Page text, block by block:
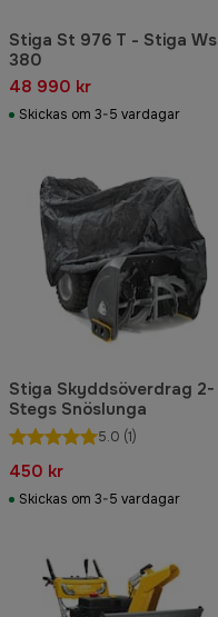
Stiga St 976 T - Stiga Ws
380
48 990 kr
Skickas om 3-5 vardagar
Stiga Skyddsöverdrag 2-
Stegs Snöslunga
5.0 (1)
450 kr
Skickas om 3-5 vardagar